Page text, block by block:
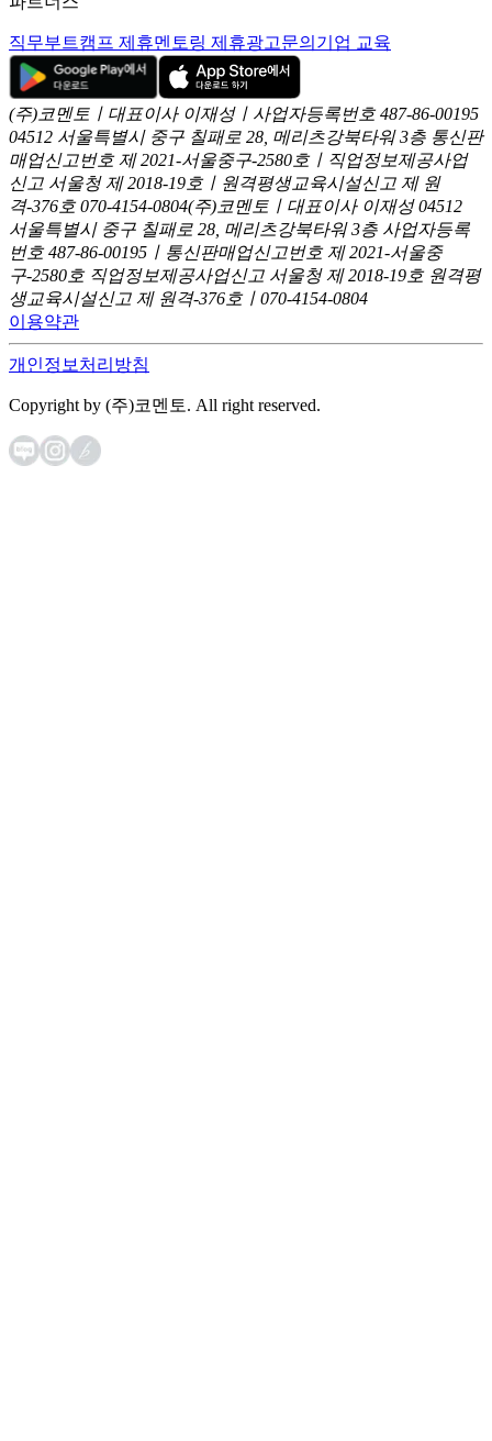
직무부트캠프 제휴멘토링 제휴광고문의 기업 교육
(주)코멘토ㅣ대표이사 이재성ㅣ사업자등록번호 487-86-00195
04512 서울특별시 중구 칠패로 28, 메리츠강북타워 3층 통신판
매업신고번호 제 2021-서울중구-2580호ㅣ직업정보제공사업
신고 서울청 제 2018-19호ㅣ원격평생교육시설신고 제 원
격-376호 070-4154-0804(주)코멘토ㅣ대표이사 이재성 04512
서울특별시 중구 칠패로 28, 메리츠강북타워 3층 사업자등록
번호 487-86-00195ㅣ통신판매업신고번호 제 2021-서울중
구-2580호 직업정보제공사업신고 서울청 제 2018-19호 원격평
생교육시설신고 제 원격-376호ㅣ070-4154-0804
이용약관
개인정보처리방침
Copyright by (주)코멘토. All right reserved.